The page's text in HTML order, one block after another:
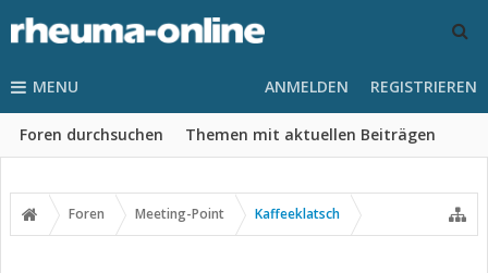
MENU
Foren durchsuchen Themen mit aktuellen Beiträgen
ANMELDEN REGISTRIEREN
Foren Meeting-Point Kaffeeklatsch